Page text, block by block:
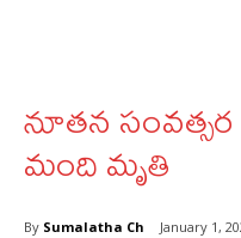
నూతన
మంది మృతి
By Sumalatha Ch January 1,